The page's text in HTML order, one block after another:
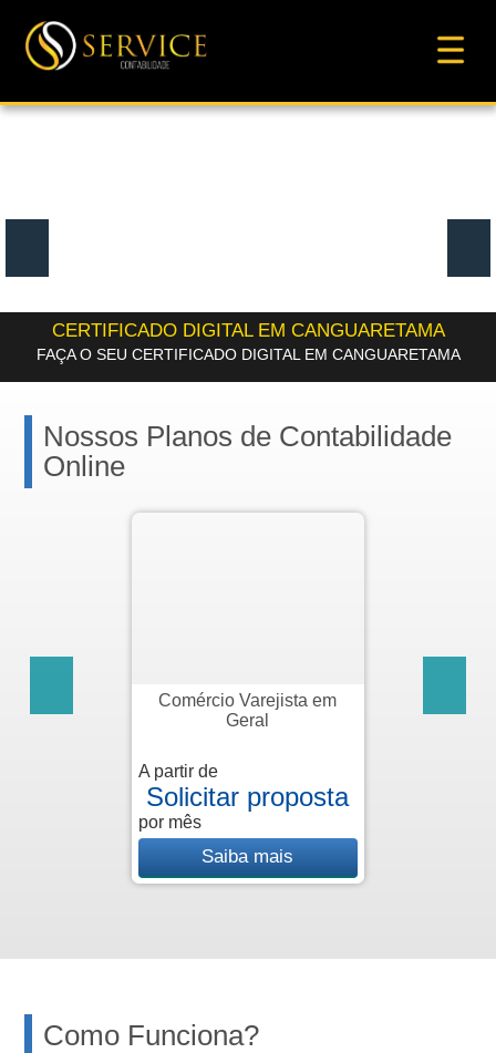
CERTIFICADO DIGITAL EM CANGUARETAMA
FAÇA O SEU CERTIFICADO DIGITAL EM CANGUARETAMA
Nossos Planos de Contabilidade
Online
Geral
Como Funciona?